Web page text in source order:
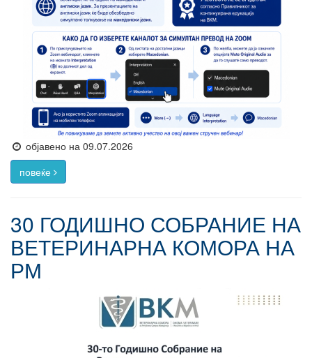
објавено на 09.07.2026
повеќе
30 ГОДИШНО СОБРАНИЕ НА
ВЕТЕРИНАРНА КОМОРА НА
РМ